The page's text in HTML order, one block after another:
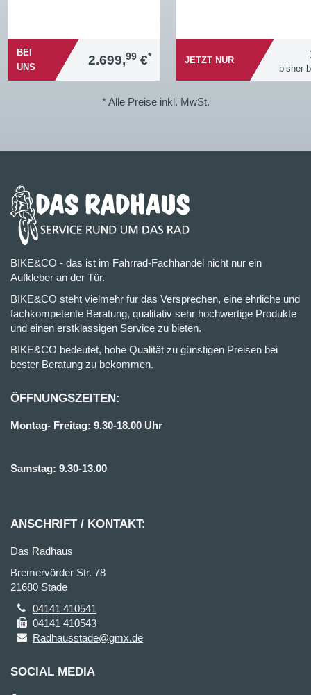
BEI
UNS
2.699,99 €* JETZT NUR
bisher
* Alle Preise inkl. MwSt.
BIKE&CO - das ist im Fahrrad-Fachhandel nicht nur ein
Aufkleber an der Tür.
BIKE&CO steht vielmehr für das Versprechen, eine ehrliche und
fachkompetente Beratung, qualitativ sehr hochwertige Produkte
und einen erstklassigen Service zu bieten.
BIKE&CO bedeutet, hohe Qualität zu günstigen Preisen bei
bester Beratung zu bekommen.
ÖFFNUNGSZEITEN:
Montag- Freitag: 9.30-18.00 Uhr
Samstag: 9.30-13.00
ANSCHRIFT / KONTAKT:
Das Radhaus
Bremervörder Str. 78
21680 Stade
04141 410541
04141 410543
Radhausstade@gmx.de
SOCIAL MEDIA